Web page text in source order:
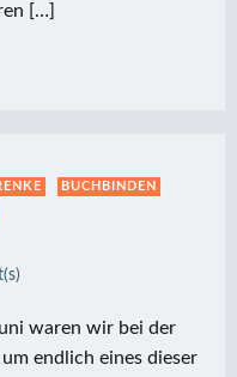
[…]
BUCHBINDEN
waren wir bei der
endlich eines dieser